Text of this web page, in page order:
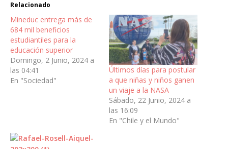
Relacionado
Mineduc entrega más de
684 mil beneficios
estudiantiles para la
educación superior
Domingo, 2 Junio, 2024 a
las 04:41
En "Sociedad"
Últimos días para postular
a que niñas y niños ganen
un viaje a la NASA
Sábado, 22 Junio, 2024 a
las 16:09
En "Chile y el Mundo"